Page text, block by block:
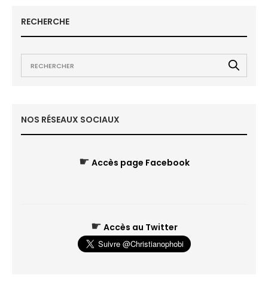
RECHERCHE
NOS RÉSEAUX SOCIAUX
☛ Accès page Facebook
☛ Accès au Twitter